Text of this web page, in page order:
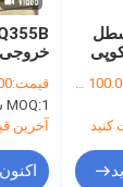
قیمت:
MOQ:1 ست / قطعه
آخرین
USD
کنید